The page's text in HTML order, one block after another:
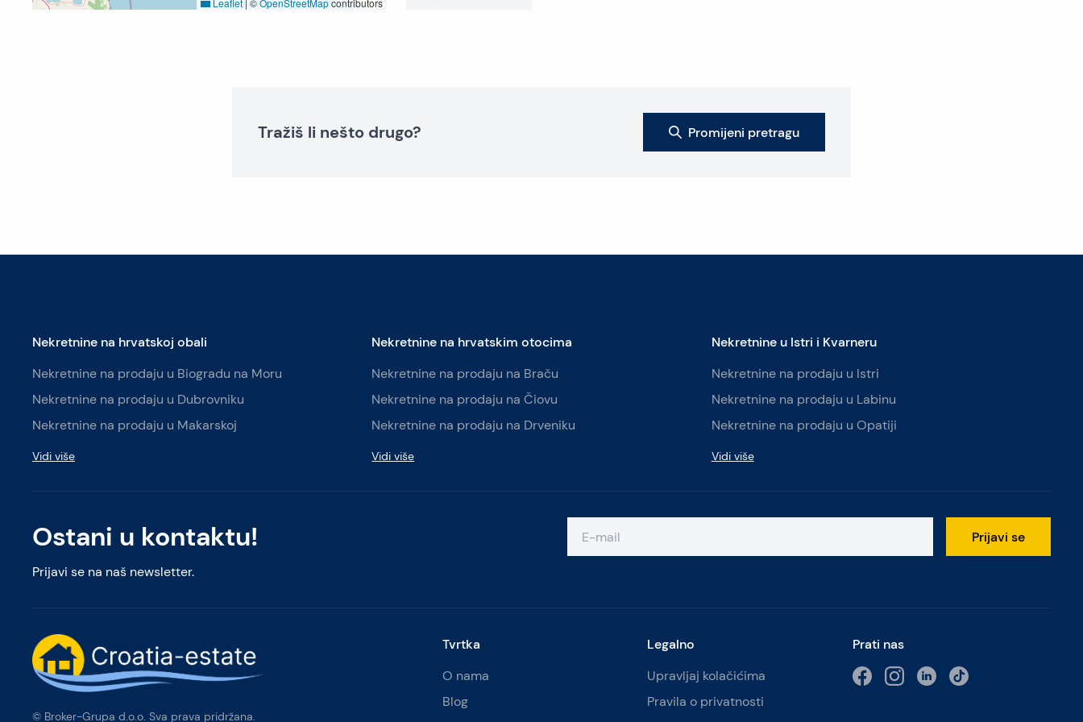
Leaflet | ©OpenStreetMapcontributors
Tražiš li nešto drugo? Promijeni pretragu
Ostani u kontaktu!
Prijavi se na naš newsletter.
Prijavi se
Nekretnine na hrvatskoj obali
Nekretnine na prodaju u Biogradu na Moru
Nekretnine na prodaju u Dubrovniku
Nekretnine na prodaju u Makarskoj
Vidi više
Nekretnine na hrvatskim otocima
Nekretnine na prodaju na Braču
Nekretnine na prodaju na Čiovu
Nekretnine na prodaju na Drveniku
Vidi više
Nekretnine u Istri i Kvarneru
Nekretnine na prodaju u Istri
Nekretnine na prodaju u Labinu
Nekretnine na prodaju u Opatiji
Vidi više
Tvrtka
O nama
Blog
Legalno
Upravljaj kolačićima
Pravila o privatnosti
Prati nas
© Broker-Grupa d.o.o. Sva prava pridržana.